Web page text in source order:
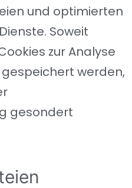
und optimierten
Soweit
zur Analyse
werden,
gesondert